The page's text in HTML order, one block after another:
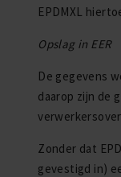
EPDMXL
Opslag in EER
De gegevens
daarop zijn de
Zonder dat
gevestigd in)